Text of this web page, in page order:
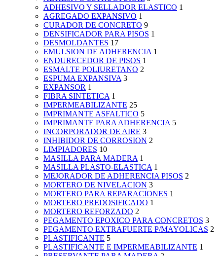
ADHESIVO Y SELLADOR ELASTICO 1
AGREGADO EXPANSIVO 1
CURADOR DE CONCRETO 9
DENSIFICADOR PARA PISOS 1
DESMOLDANTES 17
EMULSION DE ADHERENCIA 1
ENDURECEDOR DE PISOS 1
ESMALTE POLIURETANO 2
ESPUMA EXPANSIVA 3
EXPANSOR 1
FIBRA SINTETICA 1
IMPERMEABILIZANTE 25
IMPRIMANTE ASFALTICO 5
IMPRIMANTE PARA ADHERENCIA 5
INCORPORADOR DE AIRE 3
INHIBIDOR DE CORROSION 2
LIMPIADORES 10
MASILLA PARA MADERA 1
MASILLA PLASTO-ELASTICA 1
MEJORADOR DE ADHERENCIA PISOS 2
MORTERO DE NIVELACION 3
MORTERO PARA REPARACIONES 1
MORTERO PREDOSIFICADO 1
MORTERO REFORZADO 2
PEGAMENTO EPOXICO PARA CONCRETOS 3
PEGAMENTO EXTRAFUERTE P/MAYOLICAS 2
PLASTIFICANTE 5
PLASTIFICANTE E IMPERMEABILIZANTE 1